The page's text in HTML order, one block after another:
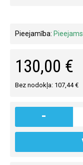
Pieejamība: Pieejams
130,00 €
Bez nodokļa: 107,44 €
-